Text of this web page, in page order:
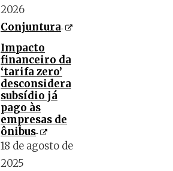
2026
Conjuntura
Impacto
financeiro da
‘tarifa zero’
desconsidera
subsídio já
pago às
empresas de
ônibus
18 de agosto de
2025